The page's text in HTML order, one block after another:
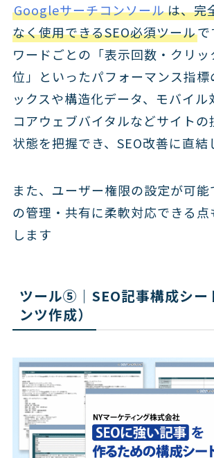
Googleサーチコンソールは、完
なく使用できるSEO必須ツールで
ワードごとの「表示回数・クリ
位」といったパフォーマンス指
ックスや構造化データ、モバイル
コアウェブバイタルなどサイト
状態を把握でき、SEO改善に直結
また、ユーザー権限の設定が可能
の管理・共有に柔軟対応できる点
します
ツール⑤｜SEO記事構成シー
ンツ作成）